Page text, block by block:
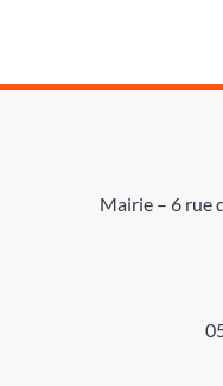
Mairie – 6 rue